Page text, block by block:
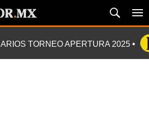
TORNEO APERTURA 2025